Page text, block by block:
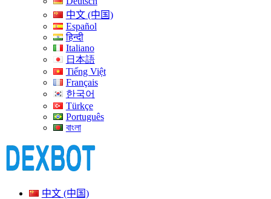
中文 (中国)
Español
हिन्दी
Italiano
日本語
Tiếng Việt
Français
한국어
Türkçe
Português
বাংলা
中文 (中国)